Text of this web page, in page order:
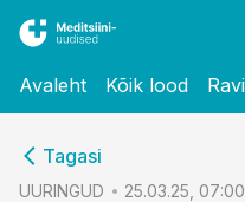
Avaleht Kõik lood
Tagasi
UURINGUD 25.03.25, 07:00